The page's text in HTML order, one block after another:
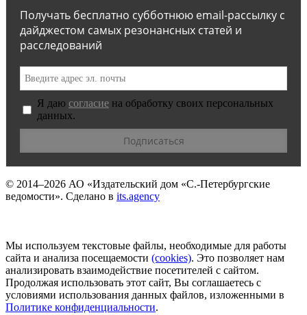
Получать бесплатно субботнюю email-рассылку с
дайджестом самых резонансных статей и
расследований
Я даю согласие на обработку своих персональных
данных.
© 2014–2026 АО «Издательский дом «С.-Петербургские
ведомости». Сделано в its.agency
Мы используем текстовые файлы, необходимые для работы
сайта и анализа посещаемости (сookies). Это позволяет нам
анализировать взаимодействие посетителей с сайтом.
Продолжая использовать этот сайт, Вы соглашаетесь с
условиями использования данных файлов, изложенными в
Политике конфиденциальности.